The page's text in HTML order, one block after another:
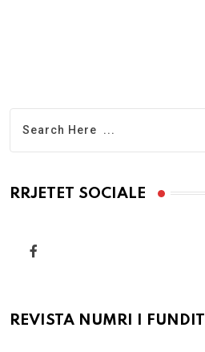
RRJETET SOCIALE
REVISTA NUMRI I FUNDIT